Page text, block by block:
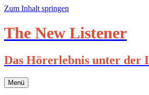
Zum Inhalt springen
The New Listener
Das Hörerlebnis unter der
Menü